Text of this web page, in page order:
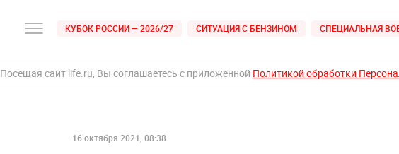
КУБОК РОССИИ — 2026/27 СИТУАЦИЯ С БЕНЗИНОМ СПЕЦИАЛЬНАЯ
Посещая сайт life.ru, Вы соглашаетесь с приложенной Политикой обработки
16 октября 2021, 08:38